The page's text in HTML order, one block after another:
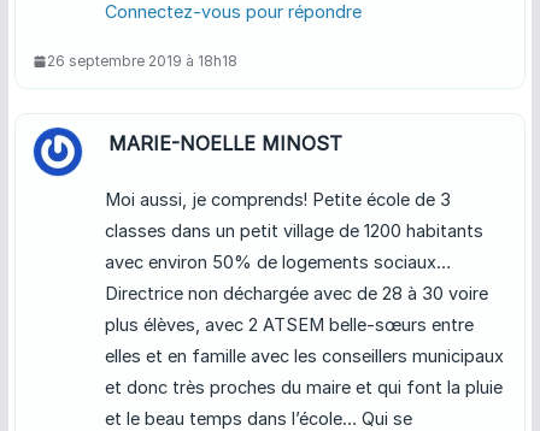
Connectez-vous pour répondre
26 septembre 2019 à 18h18
MARIE-NOELLE MINOST
Moi aussi, je comprends! Petite école de 3
classes dans un petit village de 1200 habitants
avec environ 50% de logements sociaux…
Directrice non déchargée avec de 28 à 30 voire
plus élèves, avec 2 ATSEM belle-sœurs entre
elles et en famille avec les conseillers municipaux
et donc très proches du maire et qui font la pluie
et le beau temps dans l’école… Qui se